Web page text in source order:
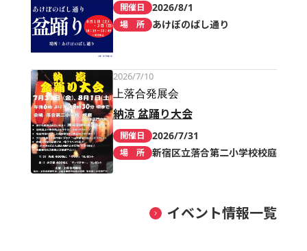
開催日 2026/8/1
場 所 あけぼのばし通り
2026/7/10
上落合発展会
納涼 盆踊り大会
開催日 2026/7/31
場 所 新宿区立落合第二小学校校庭
イベント情報一覧